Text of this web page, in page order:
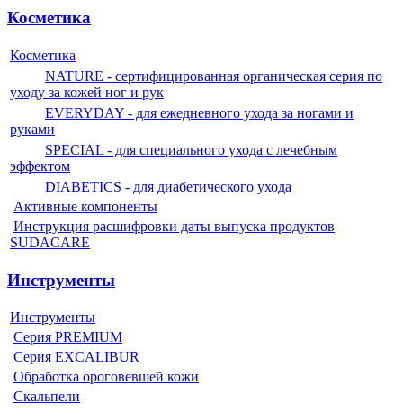
Косметика
Косметика
NATURE - сертифицированная органическая серия по
уходу за кожей ног и рук
EVERYDAY - для ежедневного ухода за ногами и
руками
SPECIAL - для специального ухода с лечебным
эффектом
DIABETICS - для диабетического ухода
Активные компоненты
Инструкция расшифровки даты выпуска продуктов
SUDACARE
Инструменты
Инструменты
Серия PREMIUM
Серия EXCALIBUR
Обработка ороговевшей кожи
Скальпели